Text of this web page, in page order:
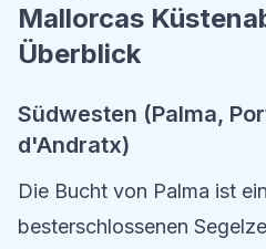
Mallorcas
Überblick
Südwesten (Palma,
d'Andratx)
Die Bucht von Palma ist
besterschlossenen